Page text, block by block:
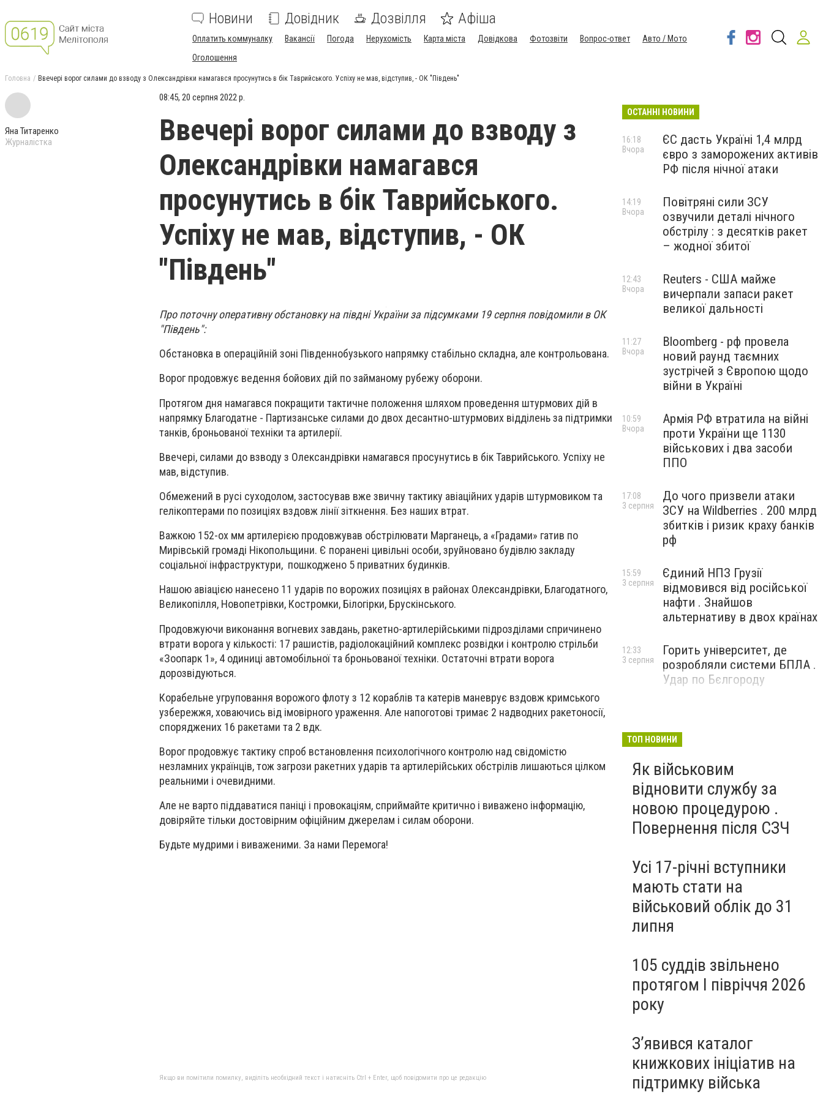
Новини Довідник Дозвілля Афіша
Оплатить коммуналку Вакансії Погода Нерухомість Карта міста Довідкова Фотозвіти Вопрос-ответ
Авто / Мото
Оголошення
Головна Ввечері ворог силами до взводу з Олександрівки намагався просунутись в бік Таврийського. Успіху не мав, відступив, - ОК "Південь"
Яна Титаренко
Журналістка
08:45, 20 серпня 2022 р.
Ввечері ворог силами до взводу з
Олександрівки намагався
просунутись в бік Таврийського.
Успіху не мав, відступив, - ОК
"Південь"
Про поточну оперативну обстановку на півдні України за підсумками 19 серпня повідомили в ОК
"Південь":
Обстановка в операційній зоні Південнобузького напрямку стабільно складна, але контрольована.
Ворог продовжує ведення бойових дій по займаному рубежу оборони.
Протягом дня намагався покращити тактичне положення шляхом проведення штурмових дій в
напрямку Благодатне - Партизанське силами до двох десантно-штурмових відділень за підтримки
танків, броньованої техніки та артилерії.
Ввечері, силами до взводу з Олександрівки намагався просунутись в бік Таврийського. Успіху не
мав, відступив.
Обмежений в русі суходолом, застосував вже звичну тактику авіаційних ударів штурмовиком та
гелікоптерами по позиціях вздовж лінії зіткнення. Без наших втрат.
Важкою 152-ох мм артилерією продовжував обстрілювати Марганець, а «Градами» гатив по
Мирівській громаді Нікопольщини. Є поранені цивільні особи, зруйновано будівлю закладу
соціальної інфраструктури, пошкоджено 5 приватних будинків.
Нашою авіацією нанесено 11 ударів по ворожих позиціях в районах Олександрівки, Благодатного,
Великопілля, Новопетрівки, Костромки, Білогірки, Брускінського.
Продовжуючи виконання вогневих завдань, ракетно-артилерійськими підрозділами спричинено
втрати ворога у кількості: 17 рашистів, радіолокаційний комплекс розвідки і контролю стрільби
«Зоопарк 1», 4 одиниці автомобільної та броньованої техніки. Остаточні втрати ворога
дорозвідуються.
Корабельне угруповання ворожого флоту з 12 кораблів та катерів маневрує вздовж кримського
узбережжя, ховаючись від імовірного ураження. Але напоготові тримає 2 надводних ракетоносії,
споряджених 16 ракетами та 2 вдк.
Ворог продовжує тактику спроб встановлення психологічного контролю над свідомістю
незламних українців, тож загрози ракетних ударів та артилерійських обстрілів лишаються цілком
реальними і очевидними.
Але не варто піддаватися паніці і провокаціям, сприймайте критично і виважено інформацію,
довіряйте тільки достовірним офіційним джерелам і силам оборони.
Будьте мудрими і виваженими. За нами Перемога!
Якщо ви помітили помилку, виділіть необхідний текст і натисніть Ctrl + Enter, щоб повідомити про це редакцію
ОСТАННІ НОВИНИ
ЄС дасть Україні 1,4 млрд
євро з заморожених активів
РФ після нічної атаки
16:18
Вчора
Повітряні сили ЗСУ
озвучили деталі нічного
обстрілу : з десятків ракет
– жодної збитої
14:19
Вчора
Reuters - США майже
вичерпали запаси ракет
великої дальності
12:43
Вчора
Bloomberg - рф провела
новий раунд таємних
зустрічей з Європою щодо
війни в Україні
11:27
Вчора
Армія РФ втратила на війні
проти України ще 1130
військових і два засоби
ППО
10:59
Вчора
До чого призвели атаки
ЗСУ на Wildberries . 200 млрд
збитків і ризик краху банків
рф
17:08
3 серпня
Єдиний НПЗ Грузії
відмовився від російської
нафти . Знайшов
альтернативу в двох країнах
15:59
3 серпня
Горить університет, де
розробляли системи БПЛА .
Удар по Бєлгороду
12:33
3 серпня
ТОП НОВИНИ
Як військовим
відновити службу за
новою процедурою .
Повернення після СЗЧ
Усі 17-річні вступники
мають стати на
військовий облік до 31
липня
105 суддів звільнено
протягом I півріччя 2026
року
З’явився каталог
книжкових ініціатив на
підтримку війська